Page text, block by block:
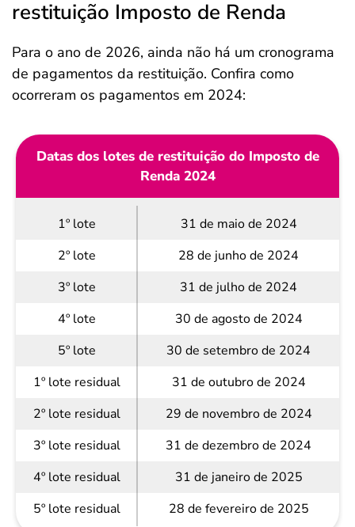
restituição Imposto de Renda
Para o ano de 2026, ainda não há um cronograma
de pagamentos da restituição. Confira como
ocorreram os pagamentos em 2024:
Datas dos lotes de restituição do Imposto de
Renda 2024
1º lote
31 de maio de 2024
2º lote
28 de junho de 2024
3º lote
31 de julho de 2024
4º lote
30 de agosto de 2024
5º lote
30 de setembro de 2024
1º lote residual
31 de outubro de 2024
2º lote residual
29 de novembro de 2024
3º lote residual
31 de dezembro de 2024
4º lote residual
31 de janeiro de 2025
5º lote residual
28 de fevereiro de 2025